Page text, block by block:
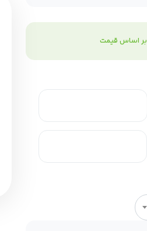
بر اساس قیمت